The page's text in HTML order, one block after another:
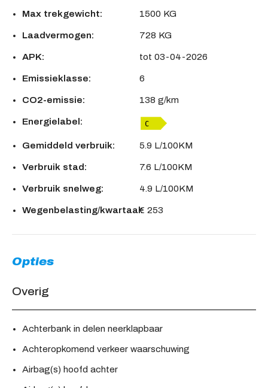
Max trekgewicht: 1500 KG
Laadvermogen: 728 KG
APK: tot 03-04-2026
Emissieklasse: 6
CO2-emissie: 138 g/km
Energielabel:
Gemiddeld verbruik: 5.9 L/100KM
Verbruik stad: 7.6 L/100KM
Verbruik snelweg: 4.9 L/100KM
Wegenbelasting/kwartaal:€ 253
Opties
Overig
Achterbank in delen neerklapbaar
Achteropkomend verkeer waarschuwing
Airbag(s) hoofd achter